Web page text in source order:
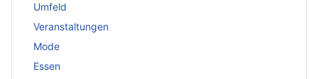
Umfeld
Veranstaltungen
Mode
Essen